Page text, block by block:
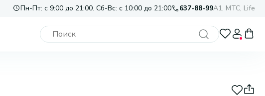
Пн-Пт: с 9:00 до 21:00. Сб-Вс: с 10:00 до 21:00 637-88-99A1, МТС, Life